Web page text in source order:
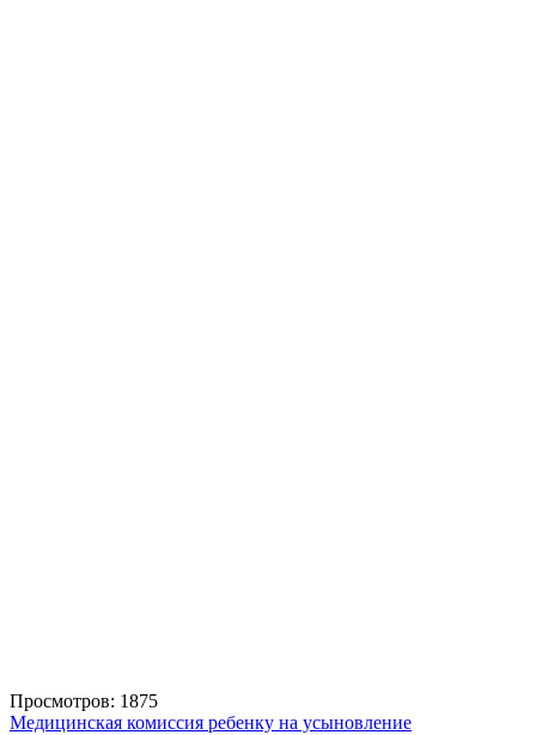
Просмотров: 1875
Медицинская комиссия ребенку на усыновление